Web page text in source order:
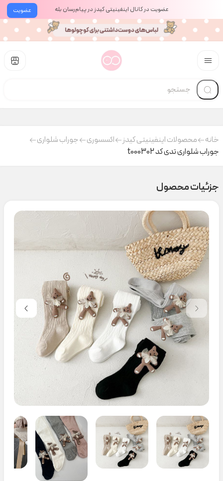
عضویت عضویت در کانال اینفینیتی کیدز در پیام‌رسان بله
خانه محصولات اینفینیتی کیدز اکسسوری
جوراب شلواری
جوراب شلواری تدی کد t000302
جزئیات محصول